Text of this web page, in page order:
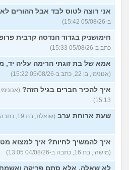
מחזור לאחר כמה שעות, זה
בטוח?
(שלומי, בן 21)
נשוי מפנטז על ליידיבויס
(מאטיטיהו, בן 37)
למישהו יש עצה איך לדכא את
החשק המיני?
(יפה, בת 43)
עוד שאלות
אני רוצה לטוס לבד אבל ההורים
ב-05/08/26 15:42)
חימושניק בגדוד הנדסה קרבית פרופיל
כתב ב-05/08/26 15:33)
אמא של בת זוגתי הרימה עליה יד,
(אנונימי, בן 22, כתב ב-05/08/26 15:22)
איך להכיר חברים בגיל הזה?
15:13)
שעת ארוחת ערב (שואלת, בת 19, כתבה ב-04/08/26 13:14)
איך להמשיך לחיות? איך למצוא
(מישהי, בת 16, כתבה ב-04/08/26 13:05)
לא שאלה, אלא סתם פריקה